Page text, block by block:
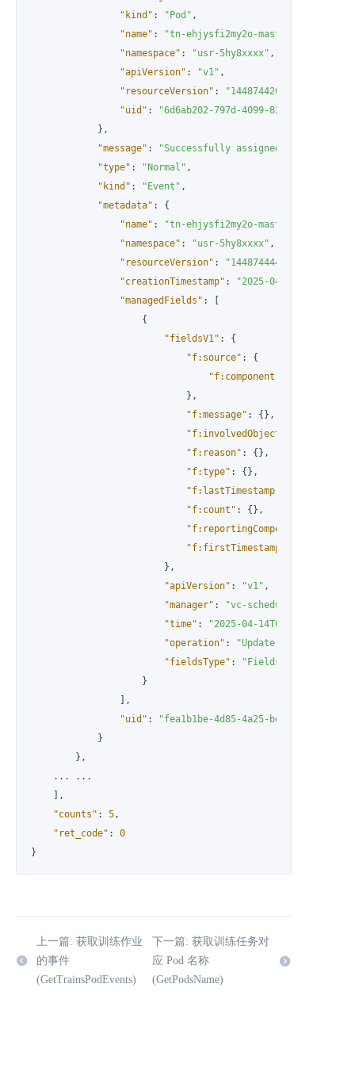
"kind" : "Pod" ,
"name" : "tn-ehjysfi2my2o-master-0"
"namespace" : "usr-5hy8xxxx" ,
"apiVersion" : "v1" ,
"resourceVersion" : "144874426"
"uid" :
"6d6ab202-797d-4099-8240-
} ,
"message" :
"Successfully assigned usr-
"type" : "Normal" ,
"kind" : "Event" ,
"metadata" :
{
"name" :
"tn-ehjysfi2my2o-master-
"namespace" : "usr-5hy8xxxx" ,
"resourceVersion" : "144874444"
"creationTimestamp" :
"2025-04-
"managedFields" :
{
"fieldsV1" :
{
"f:source" :
{
"f:component"
} ,
"f:message" : { } ,
"f:involvedObject"
"f:reason" : { } ,
"f:type" : { } ,
"f:lastTimestamp"
"f:count" : { } ,
"f:reportingComponent"
"f:firstTimestamp"
} ,
"apiVersion" : "v1" ,
"manager" : "vc-scheduler"
"time" : "2025-04-14T05:34:06Z"
"operation" : "Update"
"fieldsType" :
"FieldsV1"
}
,
"uid" :
"fea1b1be-4d85-4a25-be8b-
}
} ,
    ... ...
,
"counts" : 5,
"ret_code" :
0
}
上一篇: 获取训练作业
的事件
(GetTrainsPodEvents)
下一篇: 获取训练任务对
应 Pod 名称
(GetPodsName)